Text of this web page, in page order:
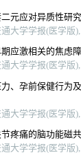
元应对异质性研
大学学报(医学版
应激相关的焦虑
大学学报(医学版
、孕前保健行为
大学学报(医学版
疼痛的脑功能磁
大学学报(医学版